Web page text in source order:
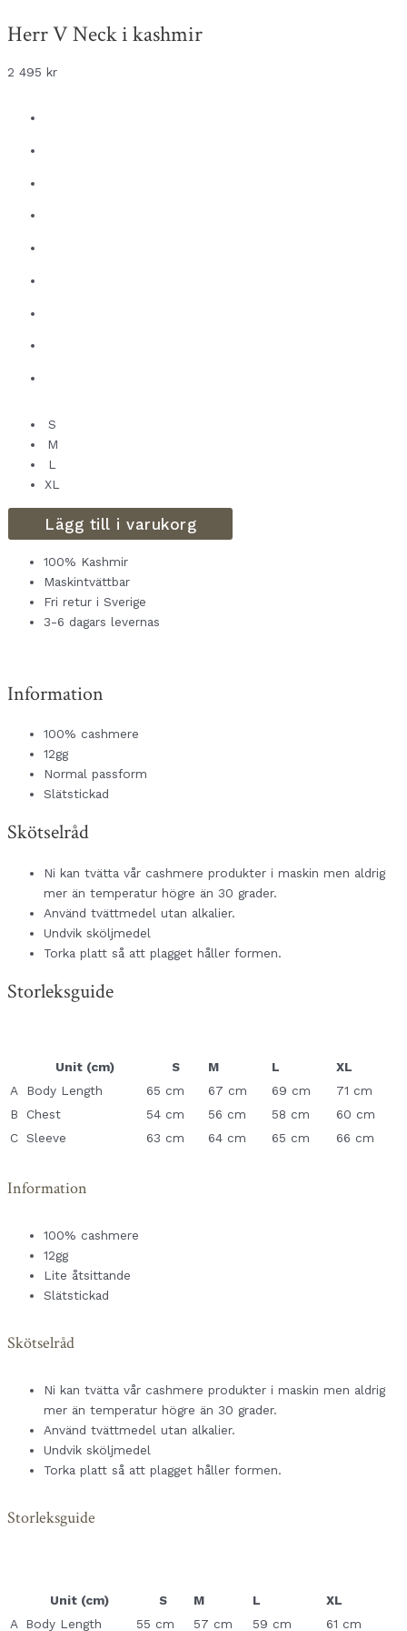
Herr V Neck i kashmir
2 495 kr
S
M
L
XL
Lägg till i varukorg
100% Kashmir
Maskintvättbar
Fri retur i Sverige
3-6 dagars levernas
Information
100% cashmere
12gg
Normal passform
Slätstickad
Skötselråd
Ni kan tvätta vår cashmere produkter i maskin men aldrig
mer än temperatur högre än 30 grader.
Använd tvättmedel utan alkalier.
Undvik sköljmedel
Torka platt så att plagget håller formen.
Storleksguide
Unit (cm) S M L
XL
A
Body Length 65 cm 67 cm 69 cm
71 cm
B
Chest 54 cm 56 cm 58 cm
60 cm
C Sleeve 63 cm 64 cm 65 cm 66 cm
Information
100% cashmere
12gg
Lite åtsittande
Slätstickad
Skötselråd
Ni kan tvätta vår cashmere produkter i maskin men aldrig
mer än temperatur högre än 30 grader.
Använd tvättmedel utan alkalier.
Undvik sköljmedel
Torka platt så att plagget håller formen.
Storleksguide
Unit (cm) S M L
XL
A
Body Length 55 cm 57 cm 59 cm 61 cm